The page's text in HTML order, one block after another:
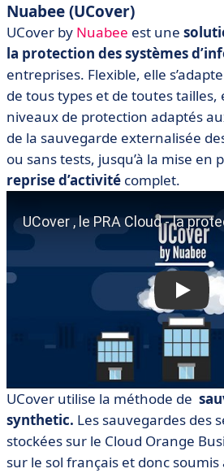
Nuabee (UCover)
UCover by Nuabee est une
la protection des systèmes
entreprises. Flexible, elle
de tous types et de toutes
niveaux de protection adaptés
de la sauvegarde externalisée
ou sans tests, jusqu’à la mise en
reprise d’activité complet.
UCover utilise la méthode de
synthetic. Les sauvegardes des
stockées sur le Cloud Orange
sur le sol français et donc